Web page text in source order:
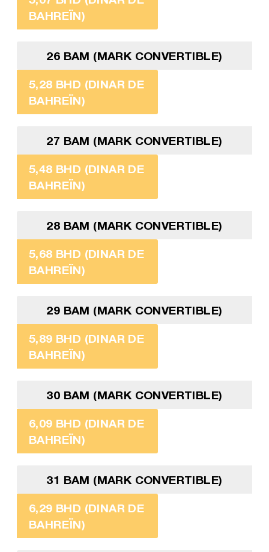
BAHREÏN)
26 BAM (MARK CONVERTIBLE)
5,28 BHD (DINAR DE
BAHREÏN)
27 BAM (MARK CONVERTIBLE)
5,48 BHD (DINAR DE
BAHREÏN)
28 BAM (MARK CONVERTIBLE)
5,68 BHD (DINAR DE
BAHREÏN)
29 BAM (MARK CONVERTIBLE)
5,89 BHD (DINAR DE
BAHREÏN)
30 BAM (MARK CONVERTIBLE)
6,09 BHD (DINAR DE
BAHREÏN)
31 BAM (MARK CONVERTIBLE)
6,29 BHD (DINAR DE
BAHREÏN)